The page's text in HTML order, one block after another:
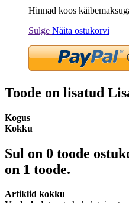
Hinnad koos
Sulge Näita ostukorvi
Toode on lisatud
Kogus
Kokku
Sul on 0 toode
on 1 toode.
Artiklid kokku